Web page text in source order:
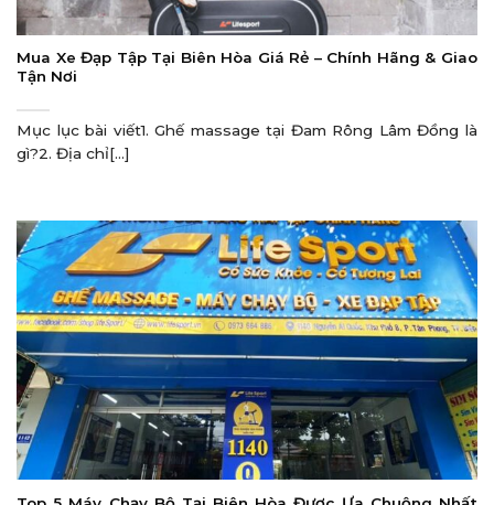
Mua Xe Đạp Tập Tại Biên Hòa Giá Rẻ – Chính Hãng & Giao
Tận Nơi
Mục lục bài viết1. Ghế massage tại Đam Rông Lâm Đồng là
gì?2. Địa chỉ[...]